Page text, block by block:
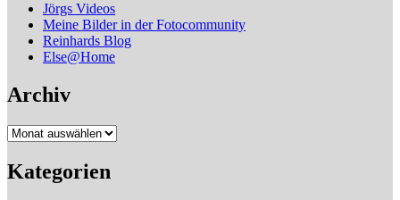
Jörgs Videos
Meine Bilder in der Fotocommunity
Reinhards Blog
Else@Home
Archiv
Archiv
Kategorien